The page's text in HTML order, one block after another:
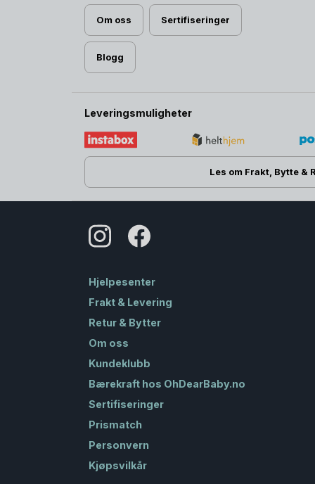
Om oss Sertifiseringer
Blogg
Leveringsmuligheter
Les om Frakt, Bytte &
Hjelpesenter
Frakt & Levering
Retur & Bytter
Om oss
Kundeklubb
Bærekraft hos OhDearBaby.no
Sertifiseringer
Prismatch
Personvern
Kjøpsvilkår